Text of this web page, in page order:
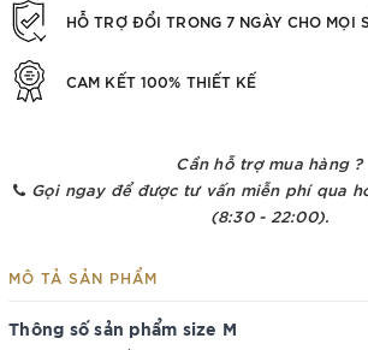
HỖ TRỢ ĐỔI TRONG 7 NGÀY CHO MỌI
CAM KẾT 100% THIẾT KẾ
Cần hỗ trợ mua hàng ?
Gọi ngay để được tư vấn miễn phí qua
(8:30 - 22:00).
MÔ TẢ SẢN PHẨM
Thông số sản phẩm size M